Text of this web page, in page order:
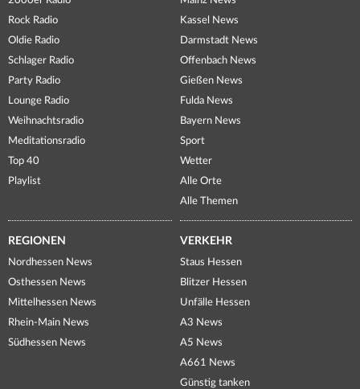
Rock Radio
Oldie Radio
Schlager Radio
Party Radio
Lounge Radio
Weihnachtsradio
Meditationsradio
Top 40
Playlist
Kassel News
Darmstadt News
Offenbach News
Gießen News
Fulda News
Bayern News
Sport
Wetter
Alle Orte
Alle Themen
REGIONEN
Nordhessen News
Osthessen News
Mittelhessen News
Rhein-Main News
Südhessen News
VERKEHR
Staus Hessen
Blitzer Hessen
Unfälle Hessen
A3 News
A5 News
A661 News
Günstig tanken